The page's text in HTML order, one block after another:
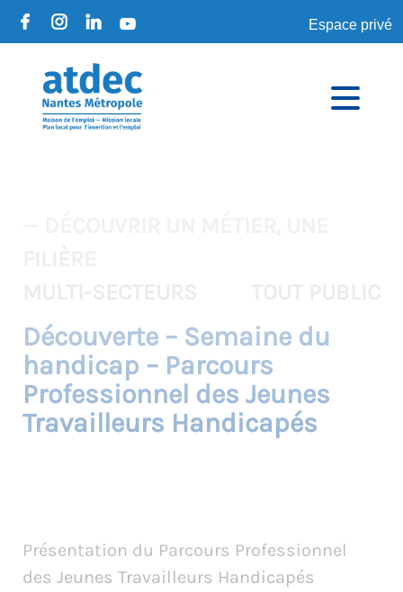
Espace privé
Découverte – Semaine du
handicap – Parcours
Professionnel des Jeunes
Travailleurs Handicapés
Présentation du Parcours Professionnel
des Jeunes Travailleurs Handicapés